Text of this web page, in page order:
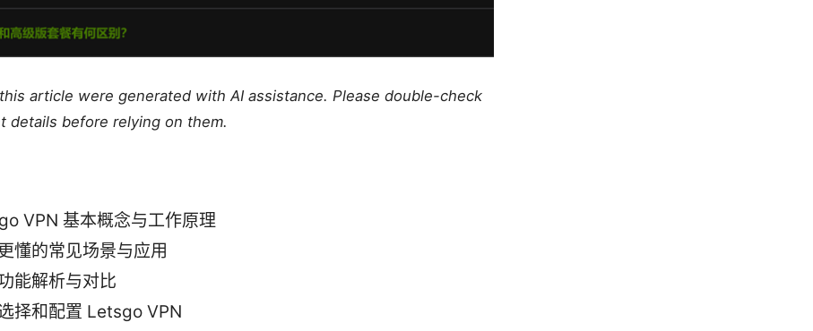
article were generated with AI assistance. Please double-check
details before relying on them.
VPN 基本概念与工作原理
懂的常见场景与应用
能解析与对比
择和配置 Letsgo VPN